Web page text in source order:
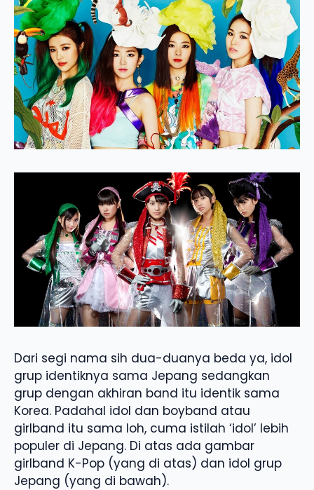
Dari segi nama sih dua-duanya beda ya, idol
grup identiknya sama Jepang sedangkan
grup dengan akhiran band itu identik sama
Korea. Padahal idol dan boyband atau
girlband itu sama loh, cuma istilah ‘idol’ lebih
populer di Jepang. Di atas ada gambar
girlband K-Pop (yang di atas) dan idol grup
Jepang (yang di bawah).